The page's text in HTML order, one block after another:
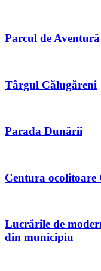
Parcul de
Târgul Călugăreni
Parada Dunării
Centura ocolitoare
Lucrările de
din municipiu